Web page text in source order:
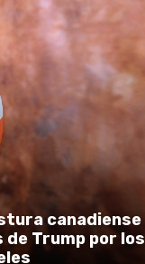
canadiense
Trump por los